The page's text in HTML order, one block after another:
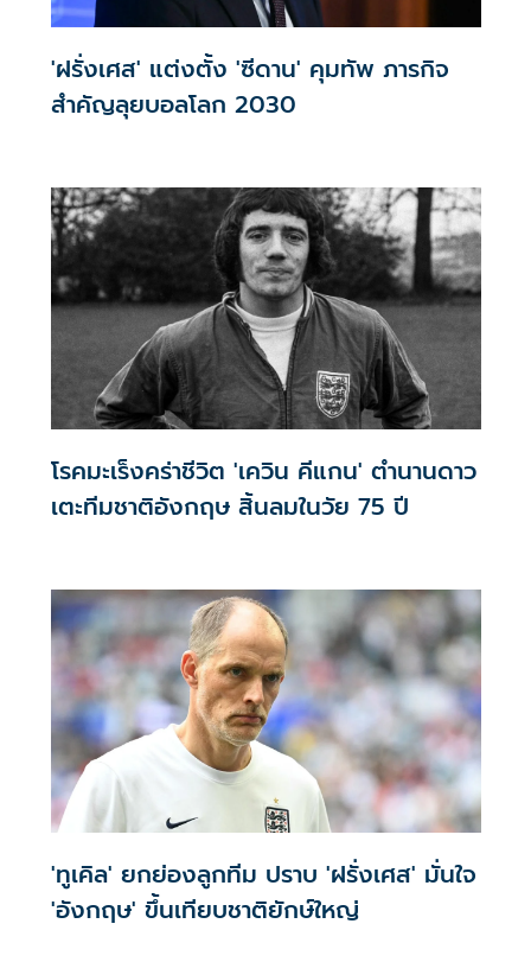
'ฝรั่งเศส' แต่งตั้ง 'ซีดาน' คุมทัพ ภารกิจ
สำคัญลุยบอลโลก 2030
โรคมะเร็งคร่าชีวิต 'เควิน คีแกน' ตำนานดาว
เตะทีมชาติอังกฤษ สิ้นลมในวัย 75 ปี
'ทูเคิล' ยกย่องลูกทีม ปราบ 'ฝรั่งเศส' มั่นใจ
'อังกฤษ' ขึ้นเทียบชาติยักษ์ใหญ่